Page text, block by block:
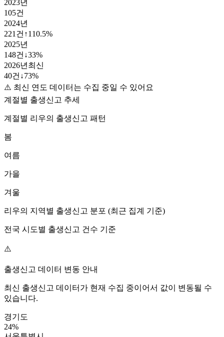
2023년
105건
2024년
221 건 ↑110.5%
2025년
148건 ↓33%
2026년 최신
40건 ↓73%
⚠️ 최신 연도 데이터는 수집 중일 수 있어요
계절별 출생신고 추세
계절별 리우의 출생신고 패턴
봄
여름
가을
겨울
리우의 지역별 출생신고 분포 (최근 집계 기준)
전국 시도별 출생신고 건수 기준
⚠️
출생신고 데이터 변동 안내
최신 출생신고 데이터가 현재 수집 중이어서 값이 변동될 수
있습니다.
경기도
24%